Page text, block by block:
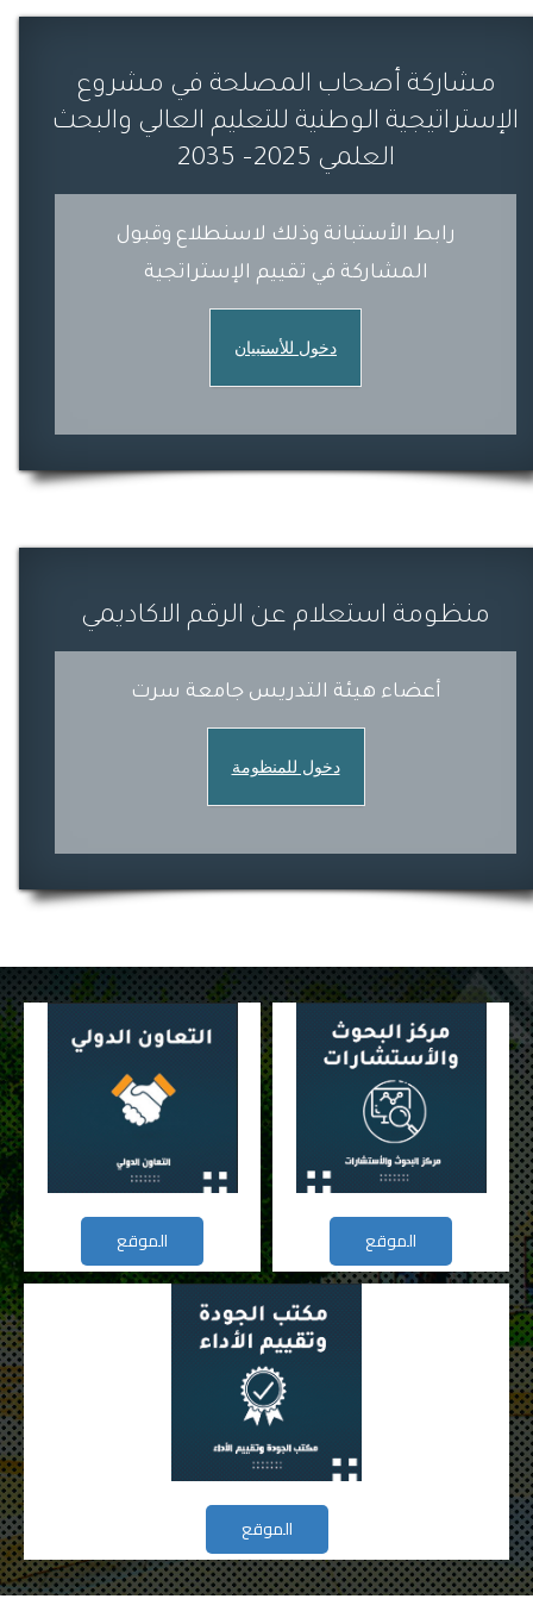
مشاركة أصحاب المصلحة في مشروع
الإستراتيجية الوطنية للتعليم العالي والبحث
العلمي 2025– 2035
رابط الأستبانة وذلك لاسنطلاع وقبول
المشاركة في تقييم الإستراتجية
دخول للأستبيان
منظومة استعلام عن الرقم الاكاديمي
أعضاء هيئة التدريس جامعة سرت
دخول للمنظومة
الموقع الموقع
الموقع